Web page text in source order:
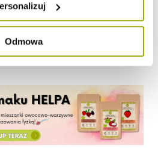
Odmowa
z mango i Bio Łyżki Smaku Smoczy
nie oprze się nikt. Idealna propozycja na